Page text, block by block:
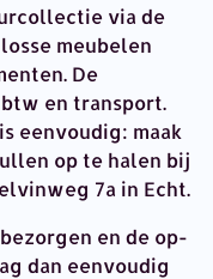
via de
meubelen
De
en transport.
eenvoudig: maak
op te halen bij
7a in Echt.
en de op-
dan eenvoudig